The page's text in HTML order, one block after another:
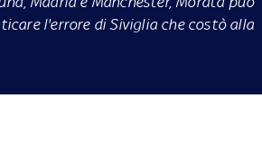
l'errore di Siviglia che costò alla